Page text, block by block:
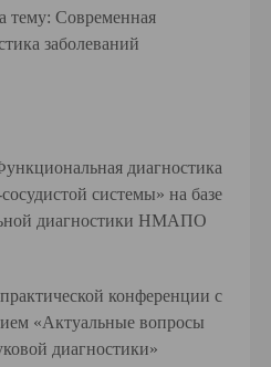
тему: Современная
заболеваний
диагностика
системы» на базе
диагностики НМАПО
конференции с
«Актуальные вопросы
диагностики»